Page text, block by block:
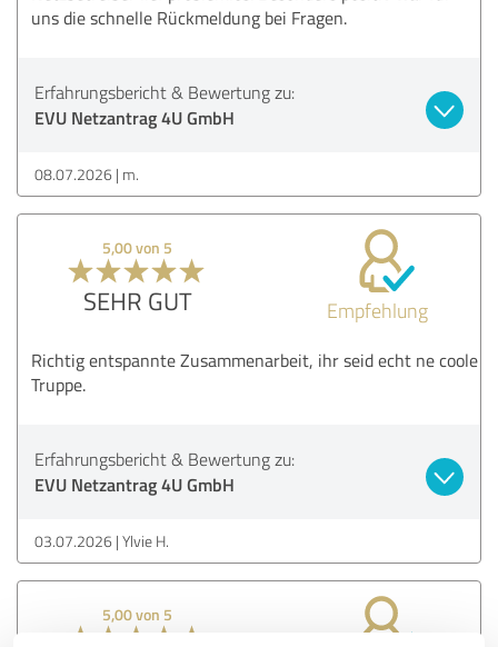
uns die schnelle Rückmeldung bei Fragen.
Erfahrungsbericht & Bewertung zu:
EVU Netzantrag 4U GmbH
08.07.2026 m.
5,00 von 5
SEHR GUT Empfehlung
Richtig entspannte Zusammenarbeit, ihr seid echt ne coole
Truppe.
Erfahrungsbericht & Bewertung zu:
EVU Netzantrag 4U GmbH
03.07.2026 Ylvie H.
5,00 von 5